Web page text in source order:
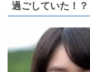
過ごしていた！？